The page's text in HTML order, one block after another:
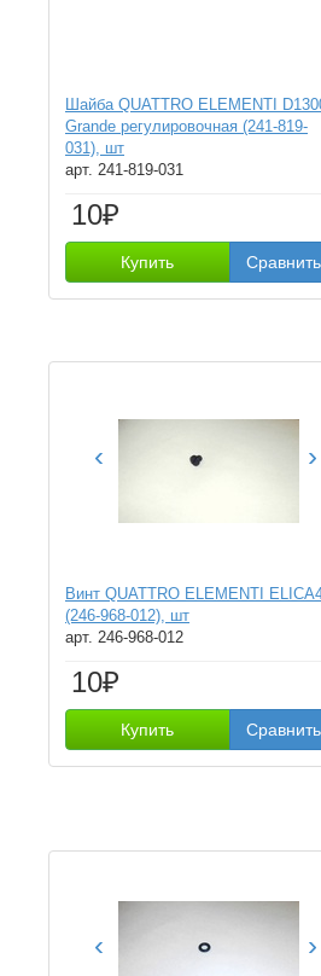
Шайба QUATTRO ELEMENTI
Grande регулировочная (241-819-
031), шт
арт. 241-819-031
10₽
Купить Сравнить
‹ ›
Винт QUATTRO ELEMENTI
(246-968-012), шт
арт. 246-968-012
10₽
Купить Сравнить
‹ ›